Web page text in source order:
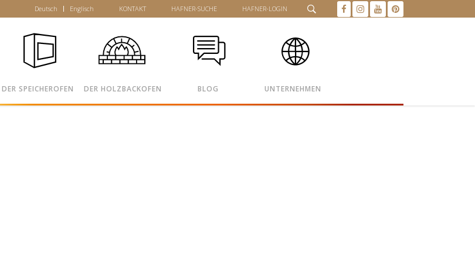
Deutsch Englisch KONTAKT HAFNER-SUCHE HAFNER-LOGIN
DER SPEICHEROFEN DER HOLZBACKOFEN BLOG UNTERNEHMEN